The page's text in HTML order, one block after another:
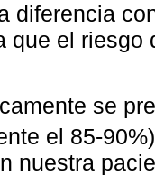
diferencia
que el
se
el 85-
nuestra